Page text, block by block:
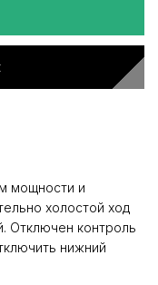
мощности и
холостой ход
Отключен контроль
нижний